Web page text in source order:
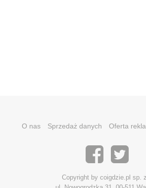
O nas Sprzedaż danych Oferta
Copyright by coigdzie.pl sp.